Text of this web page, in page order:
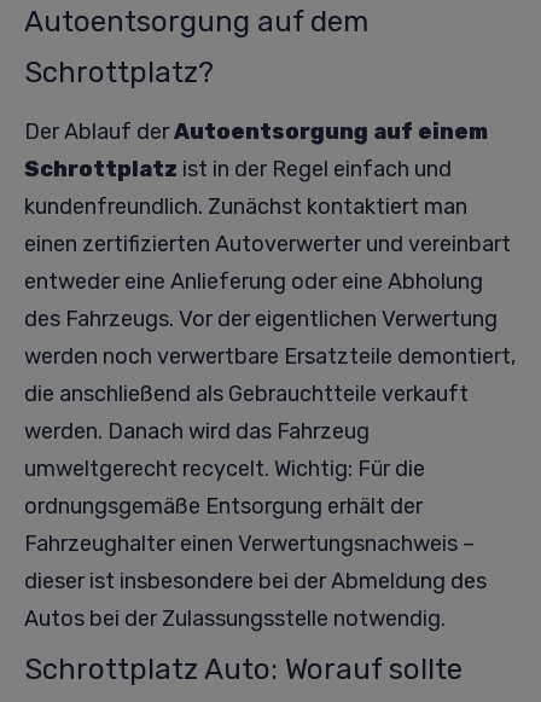
Autoentsorgung auf dem
Schrottplatz?
Der Ablauf derAutoentsorgung auf einem
Schrottplatz ist in der Regel einfach und
kundenfreundlich. Zunächst kontaktiert man
einen zertifizierten Autoverwerter und vereinbart
entweder eine Anlieferung oder eine Abholung
des Fahrzeugs. Vor der eigentlichen Verwertung
werden noch verwertbare Ersatzteile demontiert,
die anschließend als Gebrauchtteile verkauft
werden. Danach wird das Fahrzeug
umweltgerecht recycelt. Wichtig: Für die
ordnungsgemäße Entsorgung erhält der
Fahrzeughalter einen Verwertungsnachweis –
dieser ist insbesondere bei der Abmeldung des
Autos bei der Zulassungsstelle notwendig.
Schrottplatz Auto: Worauf sollte